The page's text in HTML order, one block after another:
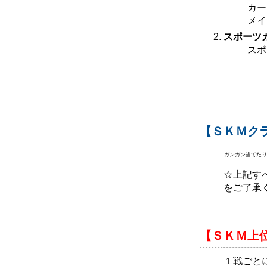
カ
メ
スポーツ
ス
【ＳＫＭク
ガンガン当てた
☆上記す
をご了承
【ＳＫＭ
１戦ごと